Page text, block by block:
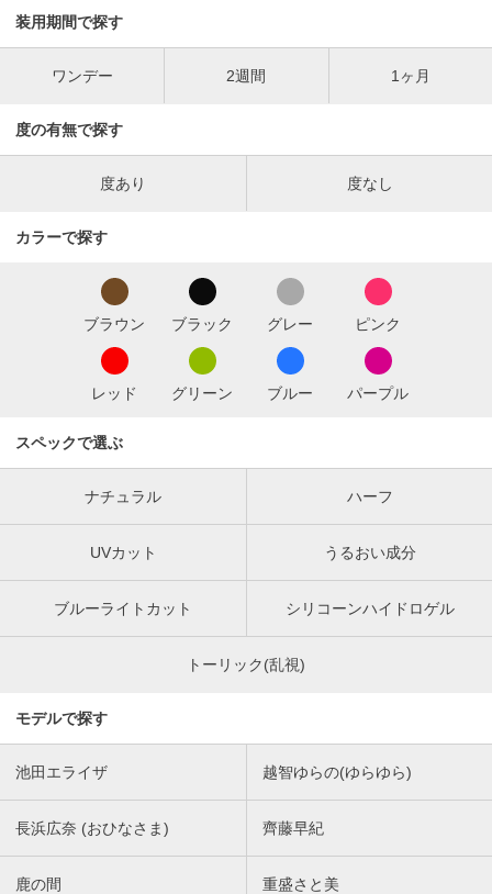
装用期間で探す
ワンデー 2週間 1ヶ月
度の有無で探す
度あり 度なし
カラーで探す
ブラウン ブラック グレー ピンク
レッド グリーン ブルー パープル
スペックで選ぶ
ナチュラル ハーフ
UVカット うるおい成分
ブルーライトカット シリコーンハイドロゲル
トーリック(乱視)
モデルで探す
池田エライザ 越智ゆらの(ゆらゆら)
長浜広奈 (おひなさま) 齊藤早紀
鹿の間 重盛さと美